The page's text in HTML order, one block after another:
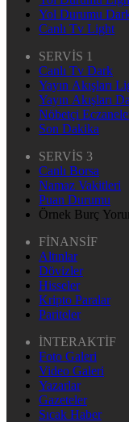
Yol Durumu
Canlı Tv Light
SERVİS 1
Canlı Tv Dark
Yayın Akışları
Yayın Akışları
Nöbetçi
Son Dakika
SERVİS 3
Canlı Borsa
Namaz Vakitleri
Puan Durumu
Örnek Burç
FİNANSİF
Altınlar
Dövizler
Hisseler
Kripto Paralar
Pariteler
İNTERAKTİF
Foto Galeri
Video Galeri
Yazarlar
Gazeteler
Sıcak Haber